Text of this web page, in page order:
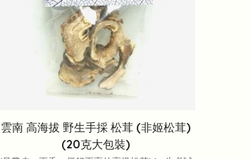
雲南 高海拔 野生手採 松茸 (非姬松茸)
(20克大包裝)